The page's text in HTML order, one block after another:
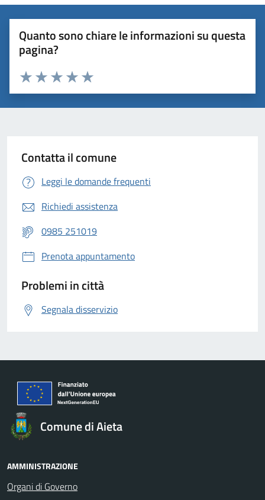
Quanto sono chiare le informazioni su questa
pagina?
Valuta 5 stelle su 5
Valuta 4 stelle su 5
Valuta 3 stelle su 5
Valuta 2 stelle su 5
Valuta 1 stelle su 5
Contatta il comune
Leggi le domande frequenti
Richiedi assistenza
0985 251019
Prenota appuntamento
Problemi in città
Segnala disservizio
Comune di Aieta
AMMINISTRAZIONE
Organi di Governo